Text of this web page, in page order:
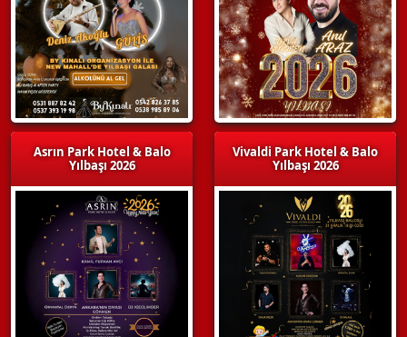
Asrın Park Hotel & Balo
Yılbaşı 2026
Vivaldi Park Hotel & Balo
Yılbaşı 2026